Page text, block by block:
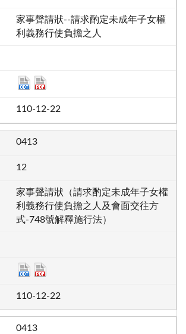
家事聲請狀--請求酌定未成年子女權
利義務行使負擔之人
110-12-22
0413
12
家事聲請狀（請求酌定未成年子女權
利義務行使負擔之人及會面交往方
式-748號解釋施行法）
110-12-22
0413